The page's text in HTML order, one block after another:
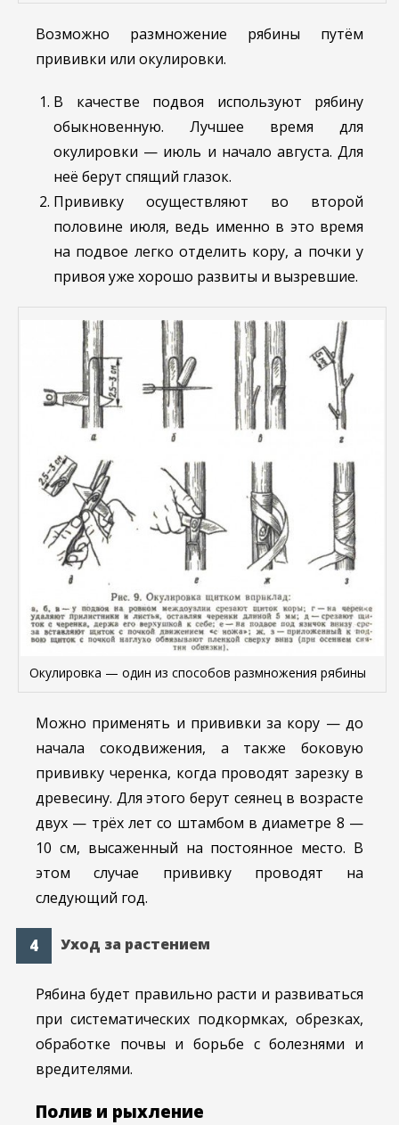
Возможно размножение рябины путём
прививки или окулировки.
В качестве подвоя используют рябину
обыкновенную. Лучшее время для
окулировки — июль и начало августа. Для
неё берут спящий глазок.
Прививку осуществляют во второй
половине июля, ведь именно в это время
на подвое легко отделить кору, а почки у
привоя уже хорошо развиты и вызревшие.
Окулировка — один из способов размножения рябины
Можно применять и прививки за кору — до
начала сокодвижения, а также боковую
прививку черенка, когда проводят зарезку в
древесину. Для этого берут сеянец в возрасте
двух — трёх лет со штамбом в диаметре 8 —
10 см, высаженный на постоянное место. В
этом случае прививку проводят на
следующий год.
Уход за растением
Рябина будет правильно расти и развиваться
при систематических подкормках, обрезках,
обработке почвы и борьбе с болезнями и
вредителями.
Полив и рыхление